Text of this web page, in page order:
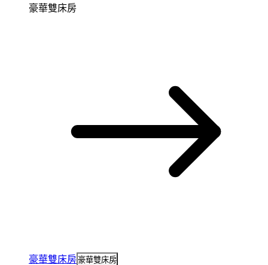
豪華雙床房
豪華雙床房豪華雙床房